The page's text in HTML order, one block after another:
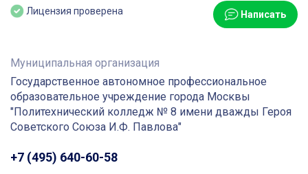
Лицензия проверена Написать
Муниципальная организация
Государственное автономное профессиональное
образовательное учреждение города Москвы
"Политехнический колледж № 8 имени дважды Героя
Советского Союза И.Ф. Павлова"
+7 (495) 640-60-58